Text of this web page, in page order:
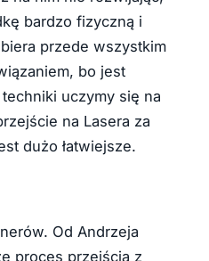
bardzo fizyczną i
przede wszystkim
bo jest
uczymy się na
na Lasera za
dużo łatwiejsze.
Od Andrzeja
proces przejścia z